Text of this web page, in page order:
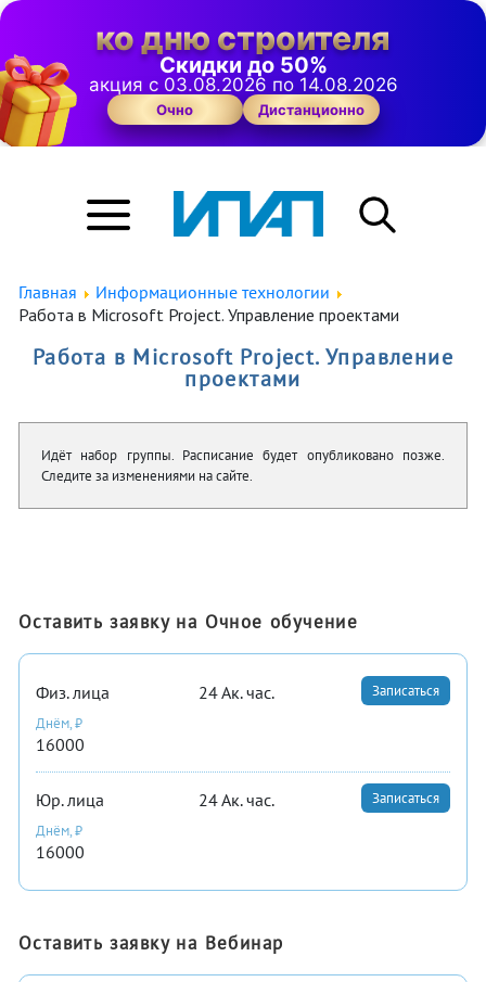
ко дню строителя
Скидки до 50%
акция с 03.08.2026 по 14.08.2026
Очно Дистанционно
Главная
Информационные технологии
Работа в Microsoft Project. Управление проектами
Работа в Microsoft Project. Управление
проектами
Идёт набор группы. Расписание будет опубликовано позже.
Следите за изменениями на сайте.
Оставить заявку на Очное обучение
Физ. лица 24Ак. час.
Днём, ₽
16000
Записаться
Юр. лица 24Ак. час.
Днём, ₽
16000
Записаться
Оставить заявку на Вебинар